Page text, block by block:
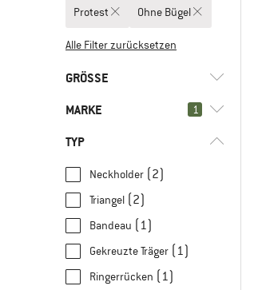
Protest Ohne Bügel
Alle Filter zurücksetzen
GRÖSSE
XS XL
MARKE 1
Protest (5)
Arena(1)
Banana Moon(1)
Barts(9)
TYP
Neckholder (2)
Triangel (2)
Bandeau (1)
Gekreuzte Träger (1)
Ringerrücken (1)